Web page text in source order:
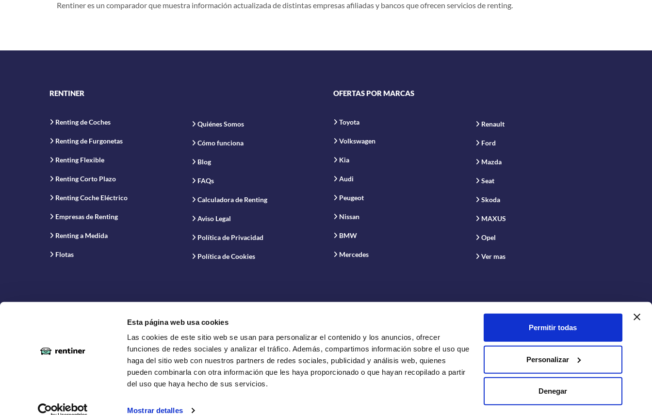
Esta página web usa cookies
Las cookies de este sitio web se usan para personalizar el contenido y los anuncios, ofrecer
funciones de redes sociales y analizar el tráfico. Además, compartimos información sobre el uso que
haga del sitio web con nuestros partners de redes sociales, publicidad y análisis web, quienes
pueden combinarla con otra información que les haya proporcionado o que hayan recopilado a partir
del uso que haya hecho de sus servicios.
Mostrar detalles
Permitir todas
Personalizar
Denegar
Rentiner es un comparador que muestra información actualizada de distintas empresas afiliadas y bancos que ofrecen servicios de renting.
RENTINER
Renting de Coches
Renting de Furgonetas
Renting Flexible
Renting Corto Plazo
Renting Coche Eléctrico
Empresas de Renting
Renting a Medida
Flotas
Quiénes Somos
Cómo funciona
Blog
FAQs
Calculadora de Renting
Aviso Legal
Política de Privacidad
Política de Cookies
OFERTAS POR MARCAS
Toyota
Volkswagen
Kia
Audi
Peugeot
Nissan
BMW
Mercedes
Renault
Ford
Mazda
Seat
Skoda
MAXUS
Opel
Ver mas
Conecta con nosotros:
Proyecto financiado por la Empresa Nacional de Innovación S.A.
Copyright © 2019-2026 Rentiner. Comparador de renting de vehículos.
Vehículos disponibles para entrega en España Península y Baleares.